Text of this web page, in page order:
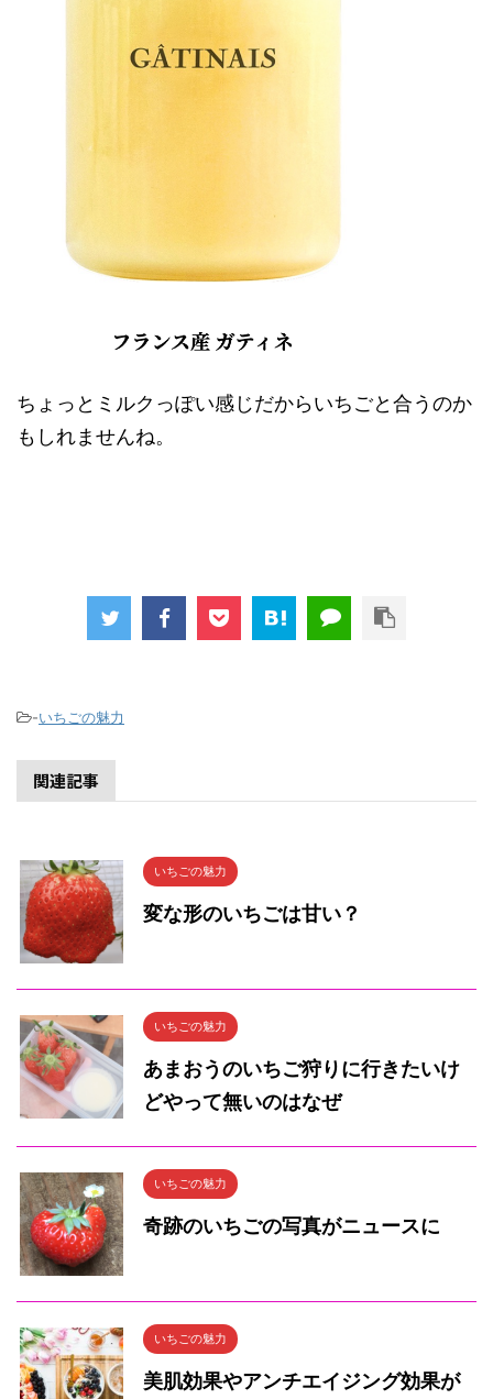
ちょっとミルクっぽい感じだからいちごと合うのか
もしれませんね。
-いちごの魅力
関連記事
いちごの魅力
変な形のいちごは甘い？
いちごの魅力
あまおうのいちご狩りに行きたいけ
どやって無いのはなぜ
いちごの魅力
奇跡のいちごの写真がニュースに
いちごの魅力
美肌効果やアンチエイジング効果が